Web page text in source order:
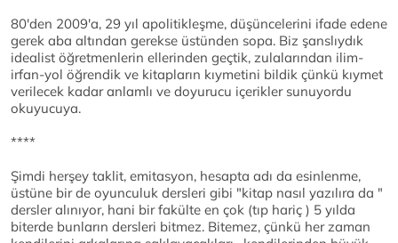
80'den 2009'a, 29 yıl apolitikleşme, düşüncelerini ifade edene
gerek aba altından gerekse üstünden sopa. Biz şanslıydık
idealist öğretmenlerin ellerinden geçtik, zulalarından ilim-
irfan-yol öğrendik ve kitapların kıymetini bildik çünkü kıymet
verilecek kadar anlamlı ve doyurucu içerikler sunuyordu
okuyucuya.
****
Şimdi herşey taklit, emitasyon, hesapta adı da esinlenme,
üstüne bir de oyunculuk dersleri gibi "kitap nasıl yazılıra da "
dersler alınıyor, hani bir fakülte en çok (tıp hariç ) 5 yılda
biterde bunların dersleri bitmez. Bitemez, çünkü her zaman